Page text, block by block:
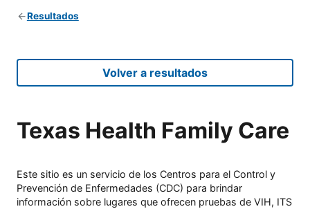
Resultados
Volver a resultados
Texas Health Family Care
Este sitio es un servicio de los Centros para el Control y
Prevención de Enfermedades (CDC) para brindar
información sobre lugares que ofrecen pruebas de VIH, ITS